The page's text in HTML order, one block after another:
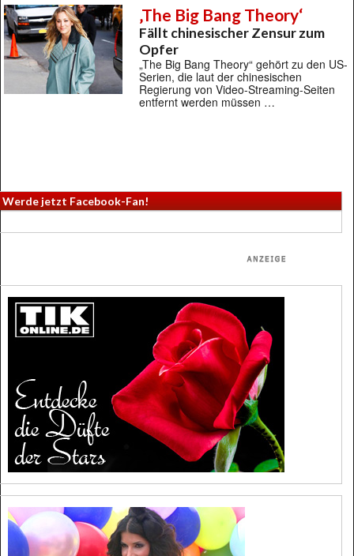
‚The Big Bang Theory‘
Fällt chinesischer Zensur zum
Opfer
„The Big Bang Theory“ gehört zu den US-
Serien, die laut der chinesischen
Regierung von Video-Streaming-Seiten
entfernt werden müssen …
Werde jetzt Facebook-Fan!